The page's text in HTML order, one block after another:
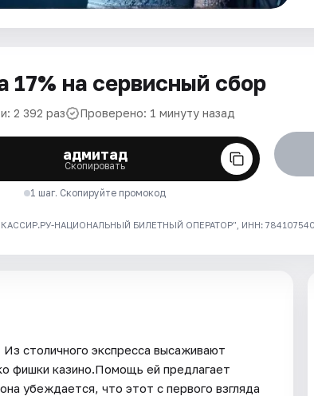
17% на сервисный сбор
2 392 раз Проверено: 1 минуту назад
адмитад
Скопировать
1 шаг. Скопируйте промокод
НАЦИОНАЛЬНЫЙ БИЛЕТНЫЙ ОПЕРАТОР", ИНН: 7841075409
столичного экспресса высаживают
фишки казино.Помощь ей предлагает
убеждается, что этот с первого взгляда